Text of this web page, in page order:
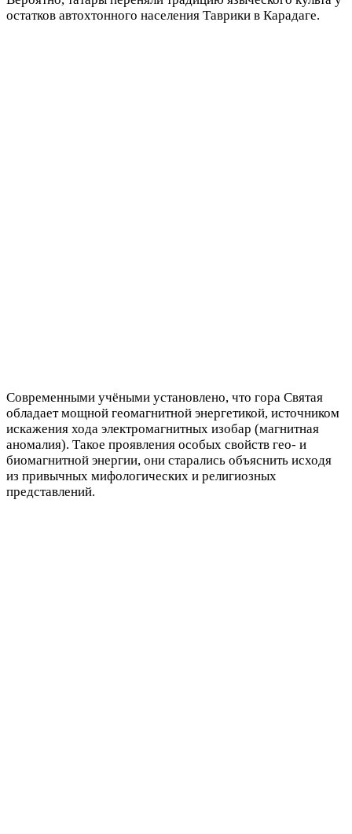
остатков автохтонного населения Таврики в Карадаге.
Современными учёными установлено, что гора Святая
обладает мощной геомагнитной энергетикой, источником
искажения хода электромагнитных изобар (магнитная
аномалия). Такое проявления особых свойств гео- и
биомагнитной энергии, они старались объяснить исходя
из привычных мифологических и религиозных
представлений.